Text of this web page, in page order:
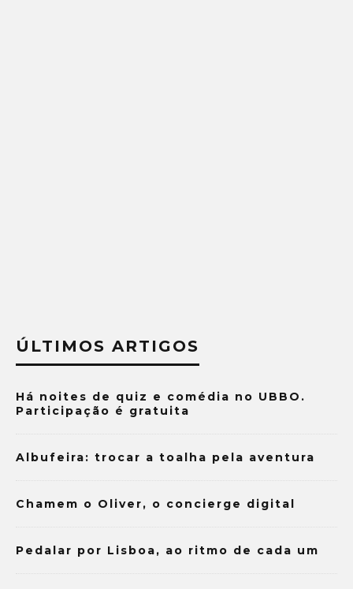
ÚLTIMOS ARTIGOS
Há noites de quiz e comédia no UBBO.
Participação é gratuita
Albufeira: trocar a toalha pela aventura
Chamem o Oliver, o concierge digital
Pedalar por Lisboa, ao ritmo de cada um